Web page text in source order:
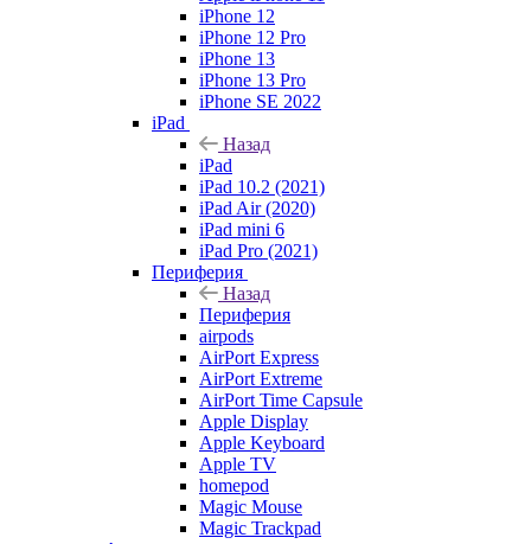
iPhone 12
iPhone 12 Pro
iPhone 13
iPhone 13 Pro
iPhone SE 2022
iPad
Назад
iPad
iPad 10.2 (2021)
iPad Air (2020)
iPad mini 6
iPad Pro (2021)
Периферия
Назад
Периферия
airpods
AirPort Express
AirPort Extreme
AirPort Time Capsule
Apple Display
Apple Keyboard
Apple TV
homepod
Magic Mouse
Magic Trackpad